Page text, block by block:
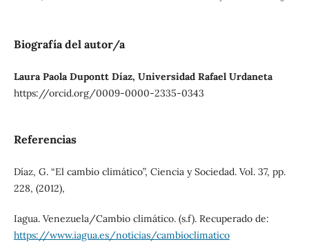
Biografía del autor/a
Laura Paola Dupontt Díaz, Universidad Rafael Urdaneta
https://orcid.org/0009-0000-2335-0343
Referencias
Díaz, G. “El cambio climático”, Ciencia y Sociedad. Vol. 37, pp.
228, (2012),
Iagua. Venezuela/Cambio climático. (s.f). Recuperado de:
https://www.iagua.es/noticias/cambioclimatico